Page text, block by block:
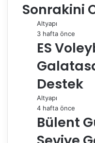
b
o
e
dr
e
r
i
t
s
A
p
p
g
r
a
m
s
t
a
i
l
p
y
l
a
ş
ı
r
Sonrakini
Altyapı
3 hafta önce
ES
Destek
Altyapı
4 hafta önce
Bülent